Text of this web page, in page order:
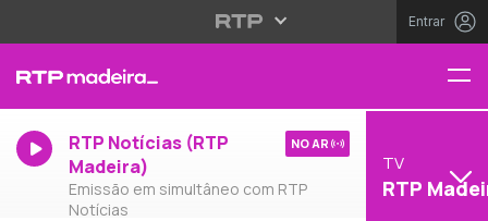
Entrar
RTP Notícias (RTP
Madeira)
Emissão em simultâneo com RTP
Notícias
NO AR
TV
RTP